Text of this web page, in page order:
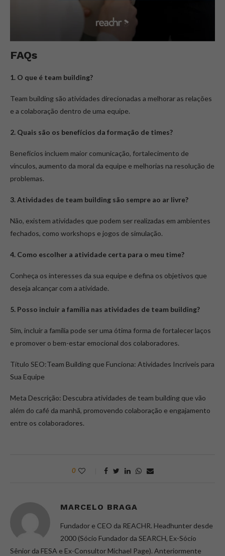
FAQs
1. O que é team building?
Team building são atividades direcionadas a melhorar as relações
e a colaboração dentro de uma equipe.
2. Quais são os benefícios da formação de times?
Benefícios incluem maior comunicação, fortalecimento de
vínculos, aumento da moral da equipe e melhorias na resolução de
problemas.
3. Atividades de team building são sempre ao ar livre?
Não, existem atividades que podem ser realizadas em ambientes
fechados, como workshops e jogos de simulação.
4. Como escolher a atividade certa para o meu time?
Conheça os interesses da sua equipe e defina os objetivos que
deseja alcançar com a atividade.
5. Posso incluir a família nas atividades de team building?
Sim, incluir a família pode ser uma ótima forma de fortalecer laços
e promover o bem-estar emocional dos colaboradores.
Título SEO:Team Building que Funciona: Atividades Incríveis para
Sua Equipe
Meta Descrição: Descubra atividades de team building que vão
além do café da manhã, promovendo colaboração e engajamento
entre os colaboradores.
0
MARCELO BRAGA
Fundador e CEO da REACHR. Headhunter desde
2000 (Sócio Fundador da SEARCH, Ex-Sócio
Sênior da FESA e Ex-Consultor Michael Page). Anteriormente